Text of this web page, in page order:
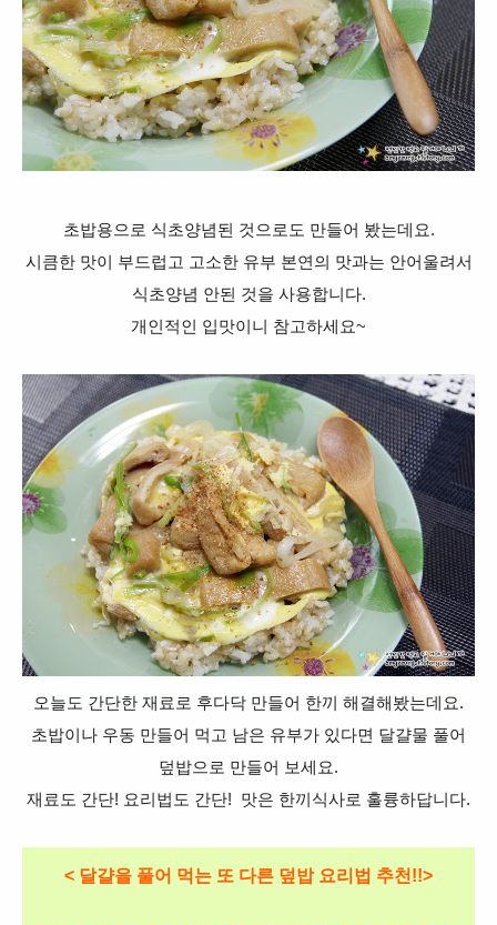
초밥용으로 식초양념된 것으로도 만들어 봤는데요.
시큼한 맛이 부드럽고 고소한 유부 본연의 맛과는 안어울려서
식초양념 안된 것을 사용합니다.
개인적인 입맛이니 참고하세요~
오늘도 간단한 재료로 후다닥 만들어 한끼 해결해봤는데요.
초밥이나 우동 만들어 먹고 남은 유부가 있다면 달걀물 풀어
덮밥으로 만들어 보세요.
재료도 간단! 요리법도 간단! 맛은 한끼식사로 훌륭하답니다.
< 달걀을 풀어 먹는 또 다른 덮밥 요리법 추천!!>